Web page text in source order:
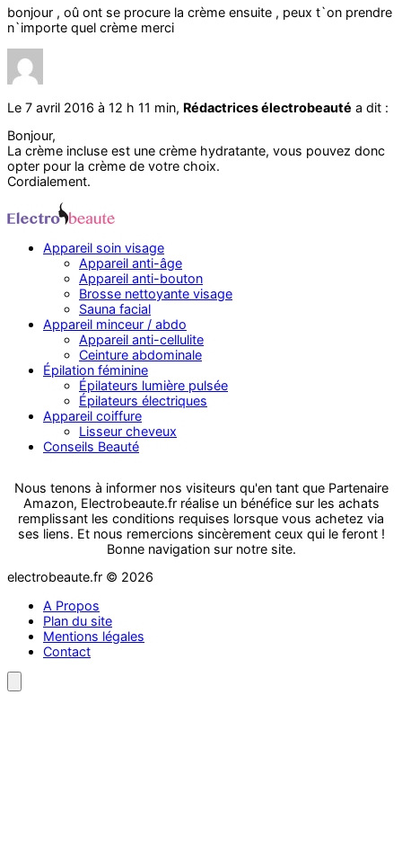
bonjour , oû ont se procure la crème ensuite , peux t`on prendre
n`importe quel crème merci
Le 7 avril 2016 à 12 h 11 min, Rédactrices électrobeauté a dit :
Bonjour,
La crème incluse est une crème hydratante, vous pouvez donc
opter pour la crème de votre choix.
Cordialement.
Appareil soin visage
Appareil anti-âge
Appareil anti-bouton
Brosse nettoyante visage
Sauna facial
Appareil minceur / abdo
Appareil anti-cellulite
Ceinture abdominale
Épilation féminine
Épilateurs lumière pulsée
Épilateurs électriques
Appareil coiffure
Lisseur cheveux
Conseils Beauté
Nous tenons à informer nos visiteurs qu'en tant que Partenaire
Amazon, Electrobeaute.fr réalise un bénéfice sur les achats
remplissant les conditions requises lorsque vous achetez via
ses liens. Et nous remercions sincèrement ceux qui le feront !
Bonne navigation sur notre site.
electrobeaute.fr © 2026
A Propos
Plan du site
Mentions légales
Contact